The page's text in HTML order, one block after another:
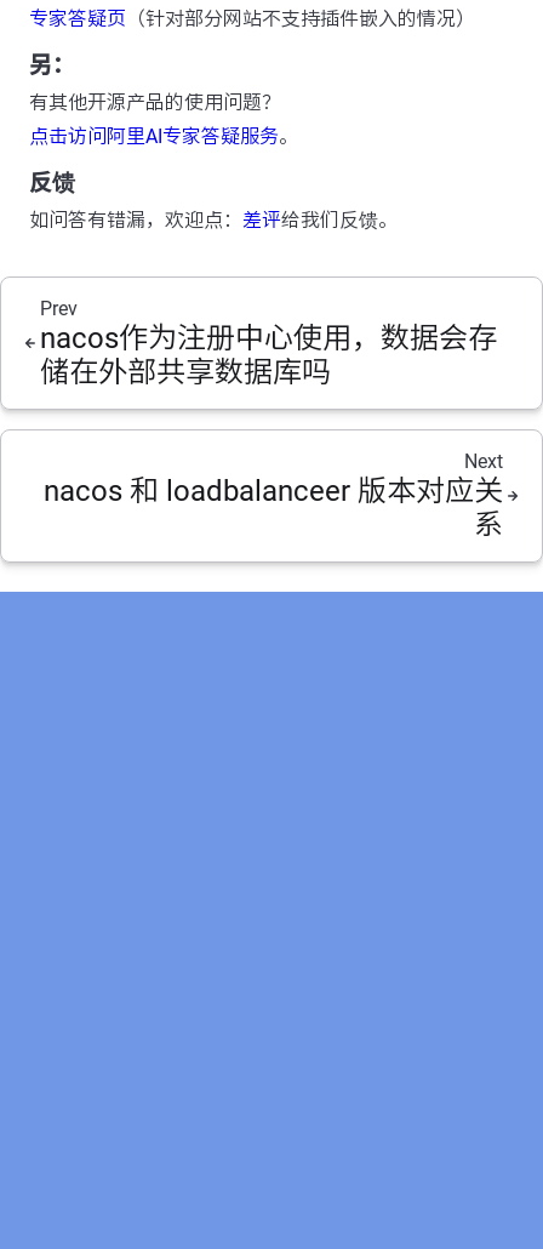
专家答疑页 （针对部分网站不支持插件嵌入的情况）
另：
有其他开源产品的使用问题？
点击访问阿里AI专家答疑服务。
反馈
如问答有错漏，欢迎点： 差评给我们反馈。
Prev
nacos作为注册中心使用，数据会存
储在外部共享数据库吗
Next
nacos 和 loadbalanceer 版本对应关
系